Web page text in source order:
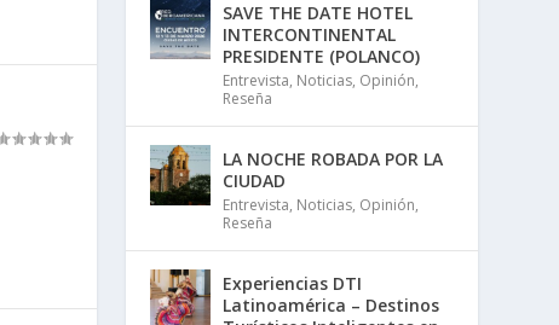
SAVE THE DATE HOTEL
INTERCONTINENTAL
PRESIDENTE (POLANCO)
Entrevista, Noticias, Opinión,
Reseña
LA NOCHE ROBADA POR LA
CIUDAD
Entrevista, Noticias, Opinión,
Reseña
Experiencias DTI
Latinoamérica – Destinos